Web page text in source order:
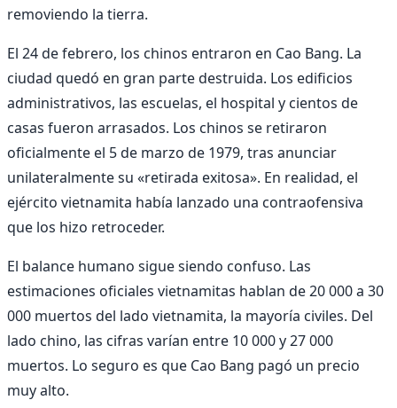
removiendo la tierra.
El 24 de febrero, los chinos entraron en Cao Bang. La
ciudad quedó en gran parte destruida. Los edificios
administrativos, las escuelas, el hospital y cientos de
casas fueron arrasados. Los chinos se retiraron
oficialmente el 5 de marzo de 1979, tras anunciar
unilateralmente su «retirada exitosa». En realidad, el
ejército vietnamita había lanzado una contraofensiva
que los hizo retroceder.
El balance humano sigue siendo confuso. Las
estimaciones oficiales vietnamitas hablan de 20 000 a 30
000 muertos del lado vietnamita, la mayoría civiles. Del
lado chino, las cifras varían entre 10 000 y 27 000
muertos. Lo seguro es que Cao Bang pagó un precio
muy alto.